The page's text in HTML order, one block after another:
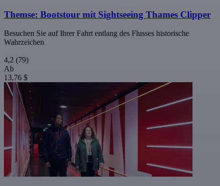
Themse: Bootstour mit Sightseeing Thames Clipper
Besuchen Sie auf Ihrer Fahrt entlang des Flusses historische
Wahrzeichen
4,2 (79)
Ab
13,76 $